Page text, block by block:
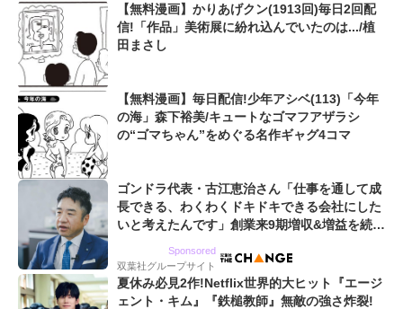
【無料漫画】かりあげクン(1913回)毎日2回配
信!「作品」美術展に紛れ込んでいたのは.../植
田まさし
【無料漫画】毎日配信!少年アシベ(113)「今年
の海」森下裕美/キュートなゴマフアザラシ
の“ゴマちゃん”をめぐる名作ギャグ4コマ
ゴンドラ代表・古江恵治さん「仕事を通して成
長できる、わくわくドキドキできる会社にした
いと考えたんです」創業来9期増収&増益を続け
Sponsored
双葉社グループサイト
夏休み必見2作!Netflix世界的大ヒット『エージ
ェント・キム』『鉄槌教師』無敵の強さ炸裂!